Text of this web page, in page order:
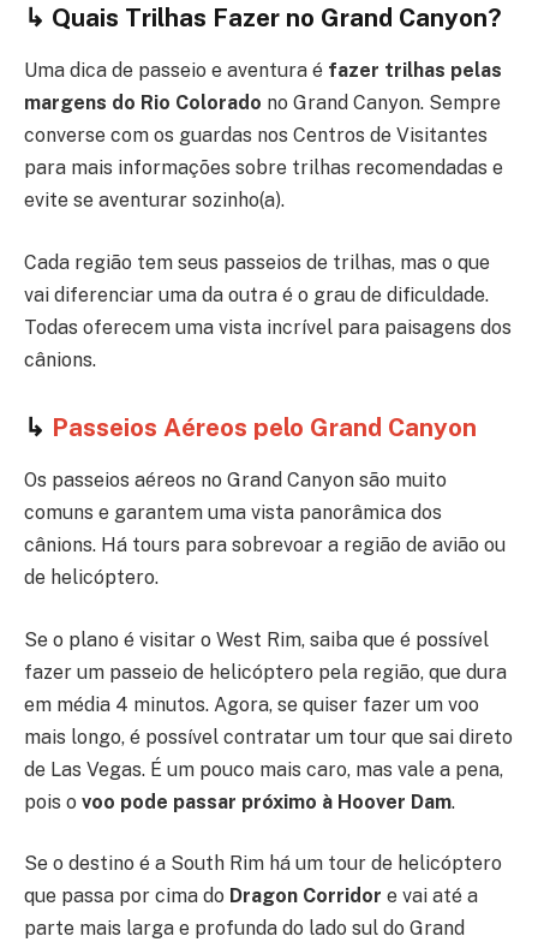
↳ Quais Trilhas Fazer no Grand Canyon?
Uma dica de passeio e aventura é fazer trilhas pelas
margens do Rio Colorado no Grand Canyon. Sempre
converse com os guardas nos Centros de Visitantes
para mais informações sobre trilhas recomendadas e
evite se aventurar sozinho(a).
Cada região tem seus passeios de trilhas, mas o que
vai diferenciar uma da outra é o grau de dificuldade.
Todas oferecem uma vista incrível para paisagens dos
cânions.
↳ Passeios Aéreos pelo Grand Canyon
Os passeios aéreos no Grand Canyon são muito
comuns e garantem uma vista panorâmica dos
cânions. Há tours para sobrevoar a região de avião ou
de helicóptero.
Se o plano é visitar o West Rim, saiba que é possível
fazer um passeio de helicóptero pela região, que dura
em média 4 minutos. Agora, se quiser fazer um voo
mais longo, é possível contratar um tour que sai direto
de Las Vegas. É um pouco mais caro, mas vale a pena,
pois o voo pode passar próximo à Hoover Dam.
Se o destino é a South Rim há um tour de helicóptero
que passa por cima do Dragon Corridor e vai até a
parte mais larga e profunda do lado sul do Grand